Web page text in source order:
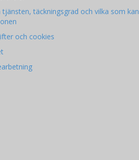
täckningsgrad och vilka som kan
och cookies